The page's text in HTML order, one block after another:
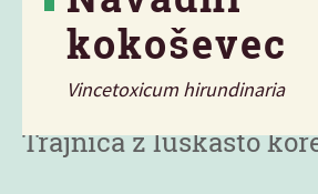
kokoševec
Vincetoxicum hirundinaria
Značilnosti
Trajnica z luskasto